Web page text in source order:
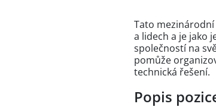
Tato mezinárodní
a lidech a je jako
společností na
pomůže
technická řešení.
Popis